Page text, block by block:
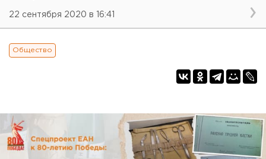
22 сентября 2020 в 16:41
Общество